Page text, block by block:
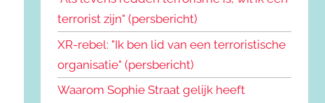
terrorist zijn" (persbericht)
XR-rebel: "Ik ben lid van een terroristische
organisatie" (persbericht)
Waarom Sophie Straat gelijk heeft